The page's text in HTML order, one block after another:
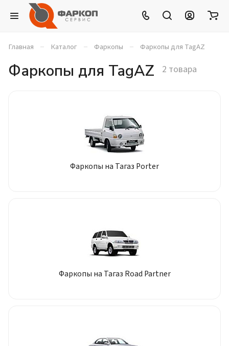
Главная – Каталог – Фаркопы – Фаркопы для TagAZ
Фаркопы для TagAZ 2 товара
Фаркопы на Тагаз Porter
Фаркопы на Тагаз Road Partner